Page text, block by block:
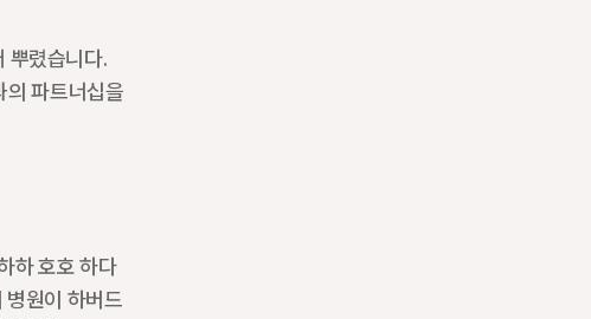
렸습니다.
파트너십을
하 호호 하다
원이 하버드